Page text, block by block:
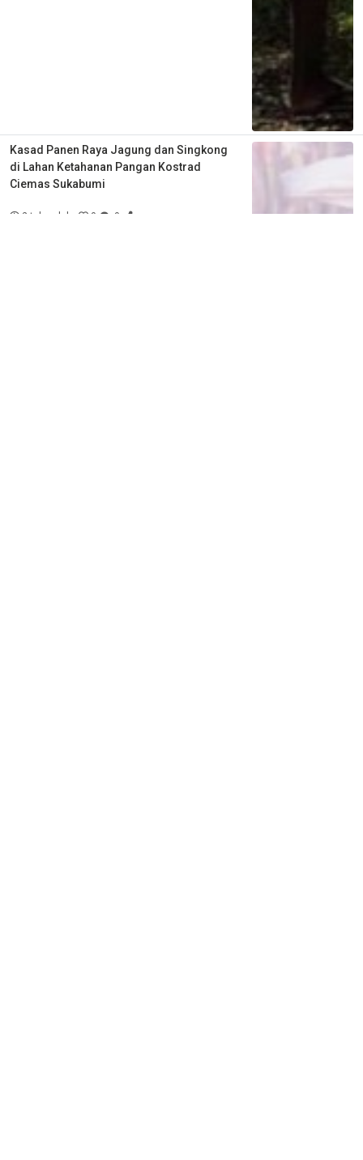
Kasad Panen Raya Jagung dan Singkong
di Lahan Ketahanan Pangan Kostrad
Ciemas Sukabumi
2 tahun lalu 0 0